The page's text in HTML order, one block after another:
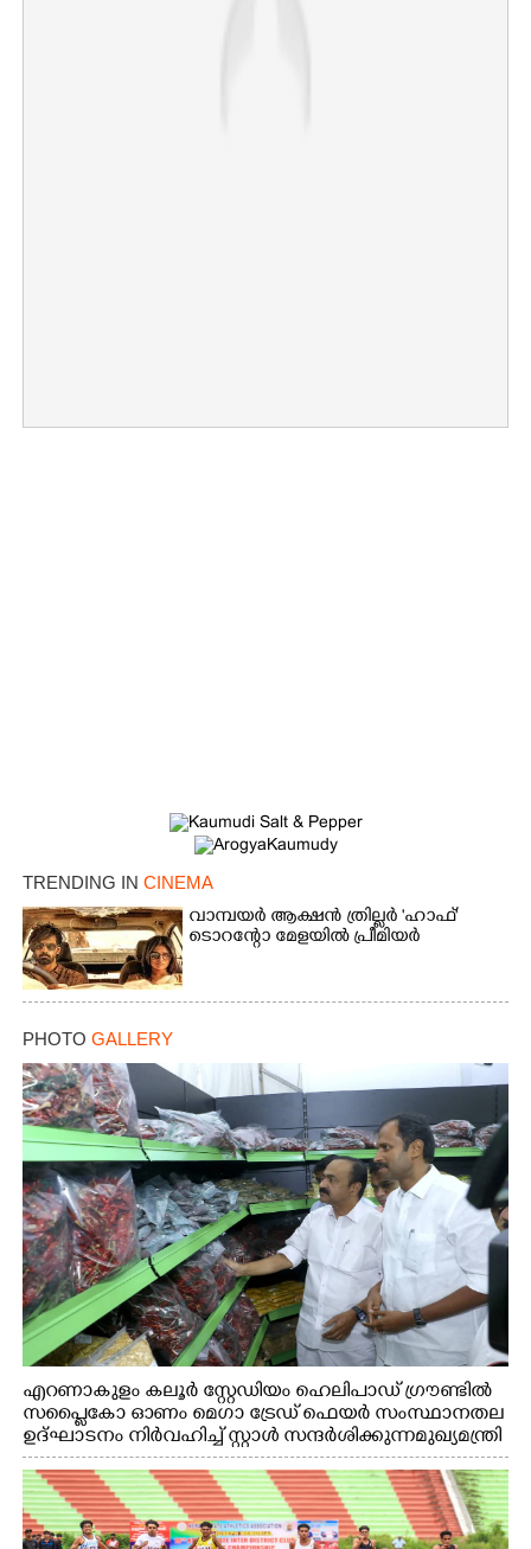
TRENDING IN CINEMA
വാമ്പയർ ആക്ഷൻ ത്രില്ലർ 'ഹാഫ്'
ടൊറന്റോ മേളയിൽ പ്രീമിയർ
PHOTO GALLERY
എറണാകുളം കലൂർ സ്റ്റേഡിയം ഹെലിപാഡ് ഗ്രൗണ്ടിൽ
സപ്ളൈകോ ഓണം മെഗാ ട്രേഡ് ഫെയർ സംസ്ഥാനതല
ഉദ്ഘാടനം നിർവഹിച്ച് സ്റ്റാൾ സന്ദർശിക്കുന്ന മുഖ്യമന്ത്രി
വി.ഡി. സതീശൻ. മന്ത്രി അനൂപ് ജേക്കബ് സമീപം